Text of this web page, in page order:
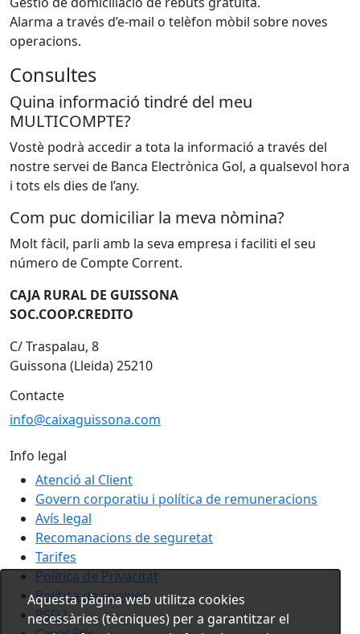
Alarma a través d’e-mail o telèfon mòbil sobre noves
operacions.
Consultes
Quina informació tindré del meu
MULTICOMPTE?
Vostè podrà accedir a tota la informació a través del
nostre servei de Banca Electrònica Gol, a qualsevol hora
i tots els dies de l’any.
Com puc domiciliar la meva nòmina?
Molt fàcil, parli amb la seva empresa i faciliti el seu
número de Compte Corrent.
CAJA RURAL DE GUISSONA
SOC.COOP.CREDITO
C/ Traspalau, 8
Guissona (Lleida) 25210
Contacte
info@caixaguissona.com
Info legal
Atenció al Client
Govern corporatiu i política de remuneracions
Avís legal
Recomanacions de seguretat
Tarifes
Política de Privacitat
Política de cookies
PSD2
Aquesta pàgina web utilitza cookies
necessàries (tècniques) per a garantitzar el